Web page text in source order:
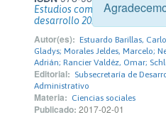
Estudios comparados:
desarrollo 2016
Autor(es): Estuardo Barillas,
Gladys; Morales Jeldes, Marcelo;
Adrián; Rancier Valdéz, Omar;
Editorial: Subsecretaría de
Administrativo
Materia: Ciencias sociales
Publicado: 2017-02-01